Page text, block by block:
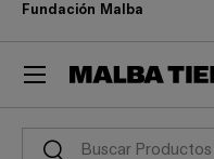
ir al contenido
Fundación Malba
Buscar
Buscar
Menú